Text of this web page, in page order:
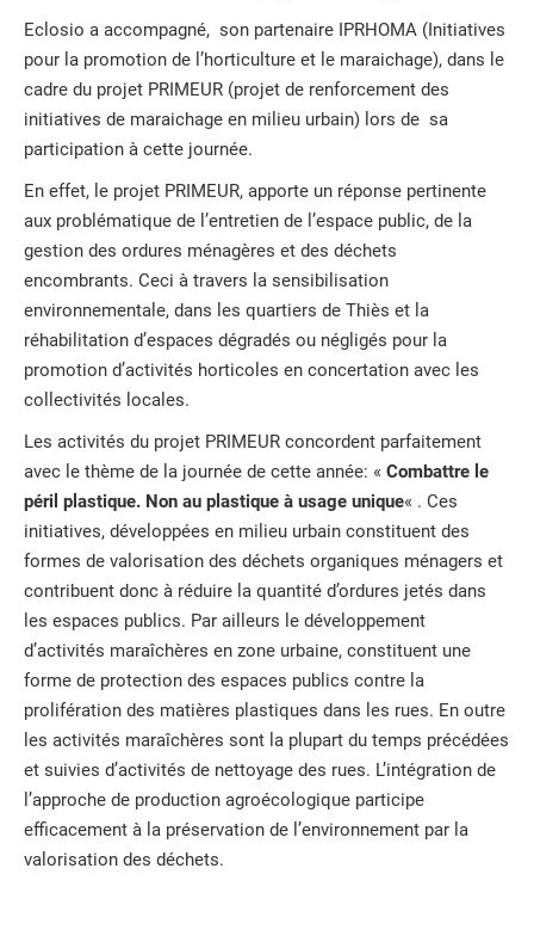
Eclosio a accompagné, son partenaire IPRHOMA (Initiatives
pour la promotion de l’horticulture et le maraichage), dans le
cadre du projet PRIMEUR (projet de renforcement des
initiatives de maraichage en milieu urbain) lors de sa
participation à cette journée.
En effet, le projet PRIMEUR, apporte un réponse pertinente
aux problématique de l’entretien de l’espace public, de la
gestion des ordures ménagères et des déchets
encombrants. Ceci à travers la sensibilisation
environnementale, dans les quartiers de Thiès et la
réhabilitation d’espaces dégradés ou négligés pour la
promotion d’activités horticoles en concertation avec les
collectivités locales.
Les activités du projet PRIMEUR concordent parfaitement
avec le thème de la journée de cette année: « Combattre le
péril plastique. Non au plastique à usage unique« . Ces
initiatives, développées en milieu urbain constituent des
formes de valorisation des déchets organiques ménagers et
contribuent donc à réduire la quantité d’ordures jetés dans
les espaces publics. Par ailleurs le développement
d’activités maraîchères en zone urbaine, constituent une
forme de protection des espaces publics contre la
prolifération des matières plastiques dans les rues. En outre
les activités maraîchères sont la plupart du temps précédées
et suivies d’activités de nettoyage des rues. L’intégration de
l’approche de production agroécologique participe
efficacement à la préservation de l’environnement par la
valorisation des déchets.